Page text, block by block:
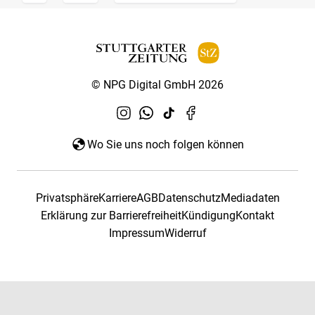
© NPG Digital GmbH 2026
Wo Sie uns noch folgen können
PrivatsphäreKarriereAGBDatenschutzMediadaten
Erklärung zur BarrierefreiheitKündigungKontakt
ImpressumWiderruf